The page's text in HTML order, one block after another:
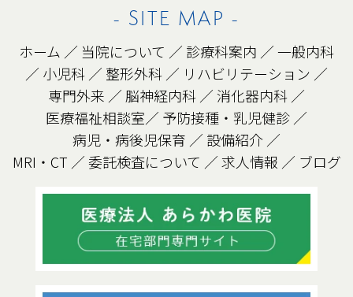
- SITE MAP -
ホーム ／ 当院について ／ 診療科案内 ／一般内科
／ 小児科 ／ 整形外科 ／ リハビリテーション ／
専門外来 ／ 脳神経内科 ／消化器内科 ／
医療福祉相談室／ 予防接種・乳児健診 ／
病児・病後児保育 ／ 設備紹介 ／
MRI・CT ／委託検査について ／求人情報 ／ ブログ